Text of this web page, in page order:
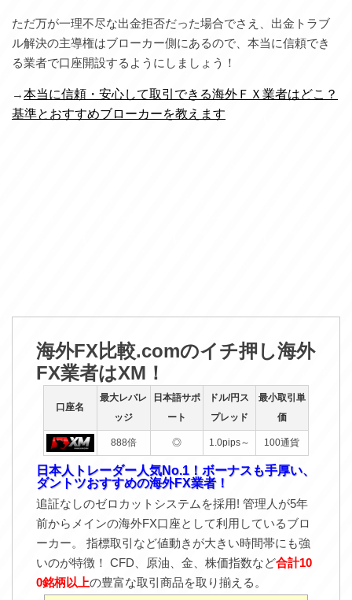
ただ万が一理不尽な出金拒否だった場合でさえ、出金トラブ
ル解決の主導権はブローカー側にあるので、本当に信頼でき
る業者で口座開設するようにしましょう！
→本当に信頼・安心して取引できる海外ＦＸ業者はどこ？
基準とおすすめブローカーを教えます
海外FX比較.comのイチ押し海外
FX業者はXM！
口座名
最大レバレ
ッジ
日本語サポ
ート
ドル/円ス
プレッド
最小取引単
価
888倍 ◎ 1.0pips～ 100通貨
日本人トレーダー人気No.1！ボーナスも手厚い、
ダントツおすすめの海外FX業者！
追証なしのゼロカットシステムを採用! 管理人が5年
前からメインの海外FX口座として利用しているブロ
ーカー。 指標取引など値動きが大きい時間帯にも強
いのが特徴！ CFD、原油、金、株価指数など合計10
0銘柄以上の豊富な取引商品を取り揃える。